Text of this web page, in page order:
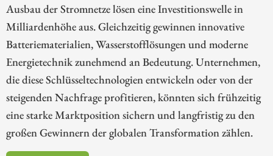
Ausbau der Stromnetze lösen eine Investitionswelle in
Milliardenhöhe aus. Gleichzeitig gewinnen innovative
Batteriematerialien, Wasserstofflösungen und moderne
Energietechnik zunehmend an Bedeutung. Unternehmen,
die diese Schlüsseltechnologien entwickeln oder von der
steigenden Nachfrage profitieren, könnten sich frühzeitig
eine starke Marktposition sichern und langfristig zu den
großen Gewinnern der globalen Transformation zählen.